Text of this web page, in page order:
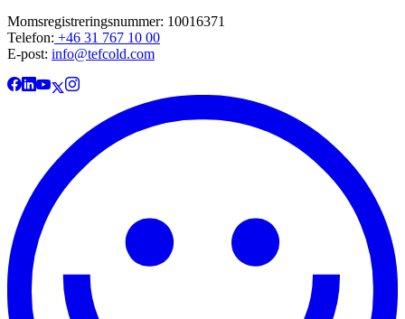
Momsregistreringsnummer: 10016371
Telefon: +46 31 767 10 00
E-post: info@tefcold.com